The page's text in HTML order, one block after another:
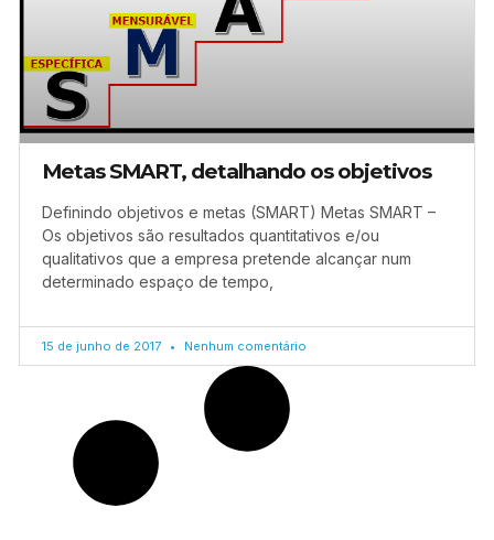
Metas SMART, detalhando os objetivos
Definindo objetivos e metas (SMART) Metas SMART –
Os objetivos são resultados quantitativos e/ou
qualitativos que a empresa pretende alcançar num
determinado espaço de tempo,
15 de junho de 2017 Nenhum comentário